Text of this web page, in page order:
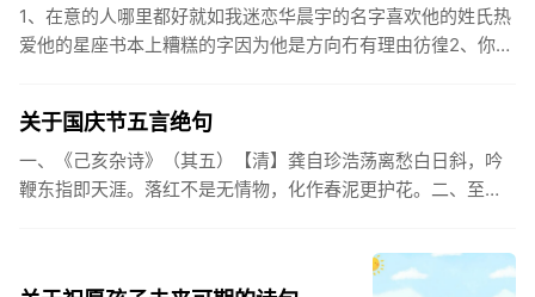
1、在意的人哪里都好就如我迷恋华晨宇的名字喜欢他的姓氏热
爱他的星座书本上糟糕的字因为他是方向冇有理由彷徨2、你的
关于国庆节五言绝句
一、《己亥杂诗》（其五）【清】龚自珍浩荡离愁白日斜，吟
鞭东指即天涯。落红不是无情物，化作春泥更护花。二、至今